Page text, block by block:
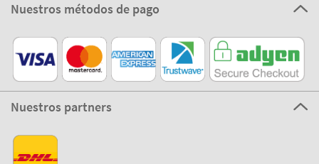
Nuestros métodos de pago
Nuestros partners